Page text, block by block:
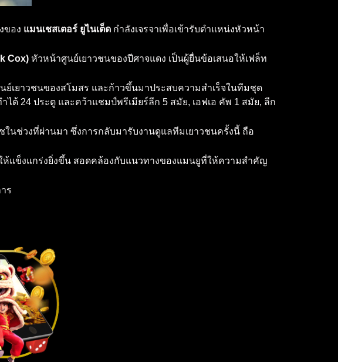
ของ แมนเชสเตอร์ ยูไนเต็ด กำลังเจรจาเพื่อเข้ารับตำแหน่งหัวหน้า
Cox) หัวหน้าศูนย์เยาวชนของปีศาจแดง เป็นผู้ยื่นข้อเสนอให้เฟล็ท
ย์เยาวชนของสโมสร และก้าวขึ้นมาประสบความสำเร็จในทีมชุด
ด้ 24 ประตู และคว้าแชมป์พรีเมียร์ลีก 5 สมัย, เอฟเอ คัพ 1 สมัย, ลีก
นช่วงที่ผ่านมา ซึ่งการกลับมารับงานดูแลทีมเยาวชนครั้งนี้ ถือ
แข็งแกร่งยิ่งขึ้น สอดคล้องกับแนวทางของแมนยูที่ให้ความสำคัญ
ร